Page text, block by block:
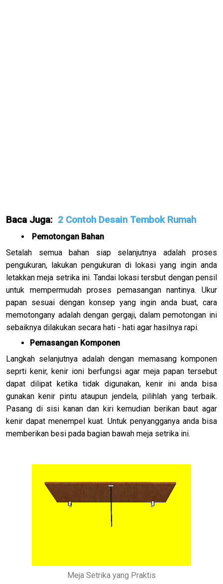
Baca Juga: 2 Contoh Desain Tembok Rumah
Pemotongan Bahan
Setalah semua bahan siap selanjutnya adalah proses
pengukuran, lakukan pengukuran di lokasi yang ingin anda
letakkan meja setrika ini. Tandai lokasi tersbut dengan pensil
untuk mempermudah proses pemasangan nantinya. Ukur
papan sesuai dengan konsep yang ingin anda buat, cara
memotongany adalah dengan gergaji, dalam pemotongan ini
sebaiknya dilakukan secara hati - hati agar hasilnya rapi.
Pemasangan Komponen
Langkah selanjutnya adalah dengan memasang komponen
seprti kenir, kenir ioni berfungsi agar meja papan tersebut
dapat dilipat ketika tidak digunakan, kenir ini anda bisa
gunakan kenir pintu ataupun jendela, pilihlah yang terbaik.
Pasang di sisi kanan dan kiri kemudian berikan baut agar
kenir dapat menempel kuat. Untuk penyangganya anda bisa
memberikan besi pada bagian bawah meja setrika ini.
Meja Setrika yang Praktis